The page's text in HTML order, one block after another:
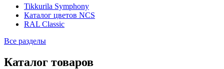
Tikkurila Symphony
Каталог цветов NCS
RAL Classic
Все разделы
Каталог товаров